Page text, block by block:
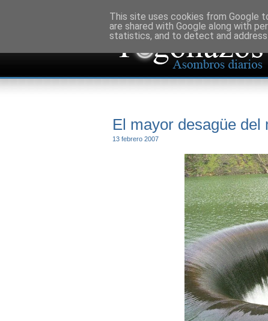
El mayor desagüe del
13 febrero 2007
This site uses cookies from Google
are shared with Google along with
statistics, and to detect and address